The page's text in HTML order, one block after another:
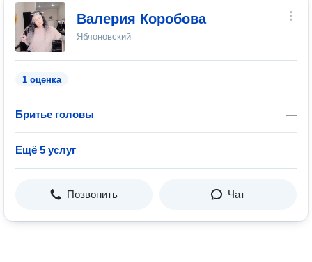
Валерия Коробова
Яблоновский
1 оценка
Бритье головы —
Ещё 5 услуг
Позвонить Чат